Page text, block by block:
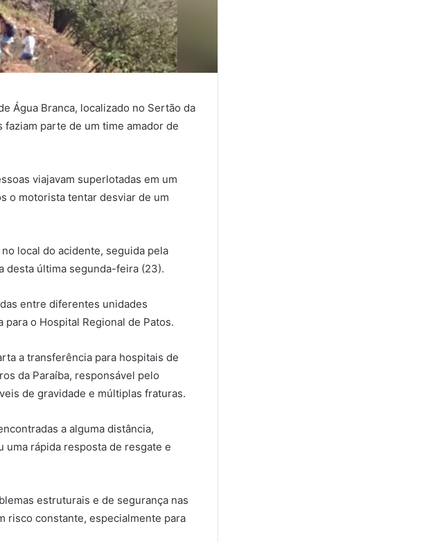
Água Branca, localizado no Sertão da
parte de um time amador de
viajavam superlotadas em um
o motorista tentar desviar de um
local do acidente, seguida pela
desta última segunda-feira (23).
entre diferentes unidades
o Hospital Regional de Patos.
a transferência para hospitais de
da Paraíba, responsável pelo
de gravidade e múltiplas fraturas.
a alguma distância,
uma rápida resposta de resgate e
estruturais e de segurança nas
risco constante, especialmente para